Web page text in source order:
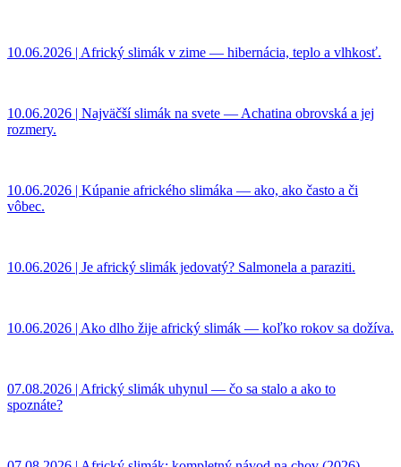
10.06.2026 | Africký slimák v zime — hibernácia, teplo a vlhkosť.
10.06.2026 | Najväčší slimák na svete — Achatina obrovská a jej
rozmery.
10.06.2026 | Kúpanie afrického slimáka — ako, ako často a či
vôbec.
10.06.2026 | Je africký slimák jedovatý? Salmonela a paraziti.
10.06.2026 | Ako dlho žije africký slimák — koľko rokov sa dožíva.
07.08.2026 | Africký slimák uhynul — čo sa stalo a ako to
spoznáte?